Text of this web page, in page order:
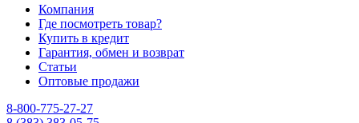
Компания
Где посмотреть товар?
Купить в кредит
Гарантия, обмен и возврат
Статьи
Оптовые продажи
8-800-775-27-27